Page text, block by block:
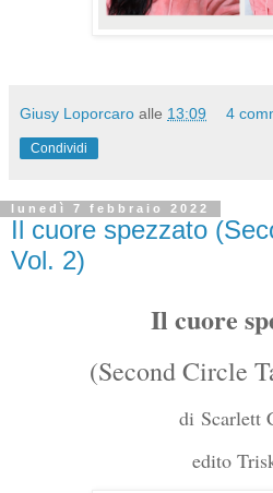
Giusy Loporcaro alle 13:09 4
Condividi
lunedì 7 febbraio 2022
Il cuore spezzato
Vol. 2)
Il cuore
(Second Circle
di Scarlett
edito